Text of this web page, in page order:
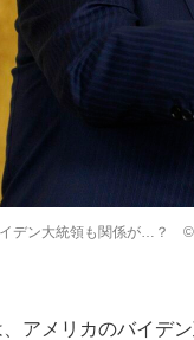
デン大統領も関係が…？ ©
アメリカのバイデ